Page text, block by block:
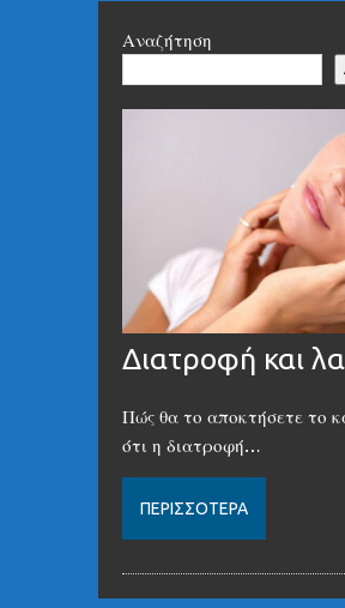
Αναζήτηση
Διατροφή και
Πώς θα το αποκτήσετε το
ότι η διατροφή…
ΠΕΡΙΣΣΌΤΕΡΑ